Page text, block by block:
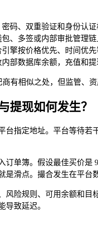
码、双重验证和身份认证
、多签或内部审批管理链
擎按价格优先、时间优先
部数据库余额，充值和提
有相似之处，但监管、
提现如何发生？
台指定地址。平台等待
订单簿。假设最佳买价是
是滑点。撮合发生在平台
风险规则、可用余额和目
导致延迟。